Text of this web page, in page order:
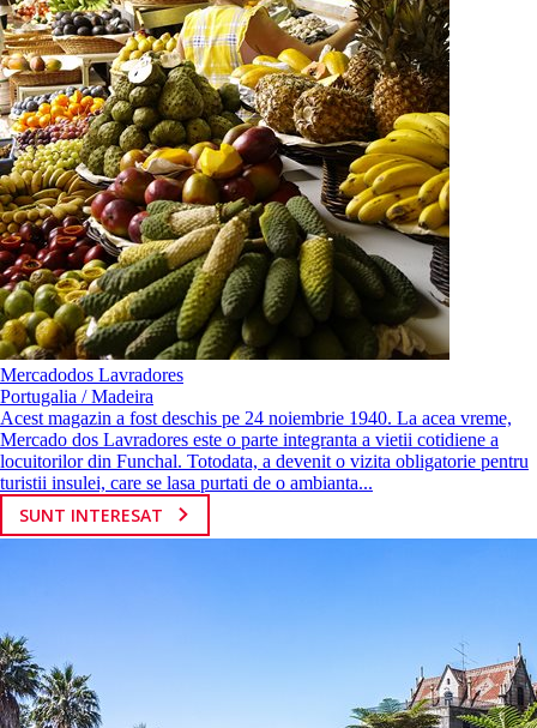
Mercadodos Lavradores
Portugalia / Madeira
Acest magazin a fost deschis pe 24 noiembrie 1940. La acea vreme,
Mercado dos Lavradores este o parte integranta a vietii cotidiene a
locuitorilor din Funchal. Totodata, a devenit o vizita obligatorie pentru
turistii insulei, care se lasa purtati de o ambianta...
SUNT INTERESAT